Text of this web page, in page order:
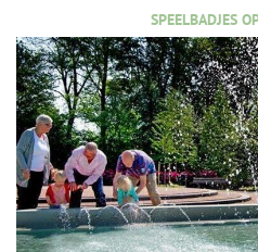
SPEELBADJES